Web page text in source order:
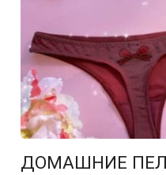
ДOМAШНИE